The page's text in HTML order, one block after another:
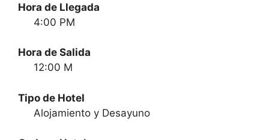
Hora de Llegada
4:00 PM
Hora de Salida
12:00 M
Tipo de Hotel
Alojamiento y Desayuno